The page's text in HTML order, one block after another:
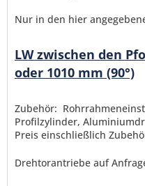
Ich habe die
Mit * gekennzeichnete
Senden
Nur in den hier
LW zwischen den
oder 1010 mm (90°)
Zubehör:
Profilzylinder,
Preis einschließlich
Drehtorantriebe auf